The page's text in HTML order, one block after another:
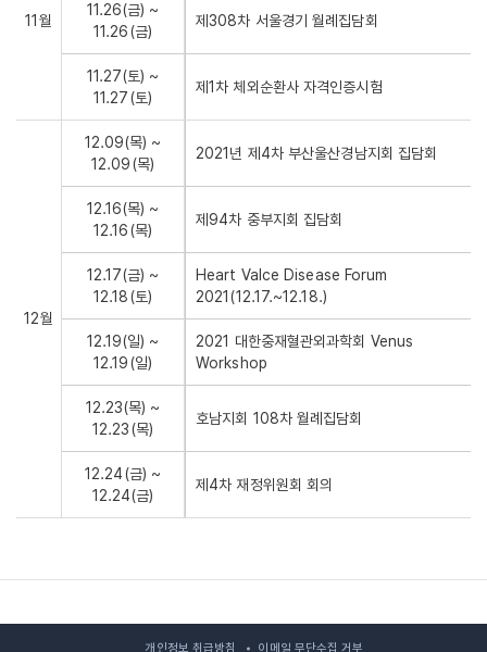
11월
11.26(금) ~
11.26(금)
제308차 서울경기 월례집담회
11.27(토) ~
11.27(토)
제1차 체외순환사 자격인증시험
12월
12.09(목) ~
12.09(목)
2021년 제4차 부산울산경남지회 집담회
12.16(목) ~
12.16(목)
제94차 중부지회 집담회
12.17(금) ~
12.18(토)
Heart Valce Disease Forum
2021(12.17.~12.18.)
12.19(일) ~
12.19(일)
2021 대한중재혈관외과학회 Venus
Workshop
12.23(목) ~
12.23(목)
호남지회 108차 월례집담회
12.24(금) ~
12.24(금)
제4차 재정위원회 회의
개인정보 취급방침 이메일 무단수집 거부